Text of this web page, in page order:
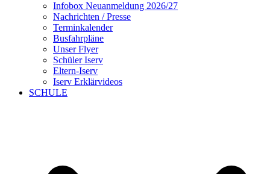
Infobox Neuanmeldung 2026/27
Nachrichten / Presse
Terminkalender
Busfahrpläne
Unser Flyer
Schüler Iserv
Eltern-Iserv
Iserv Erklärvideos
SCHULE